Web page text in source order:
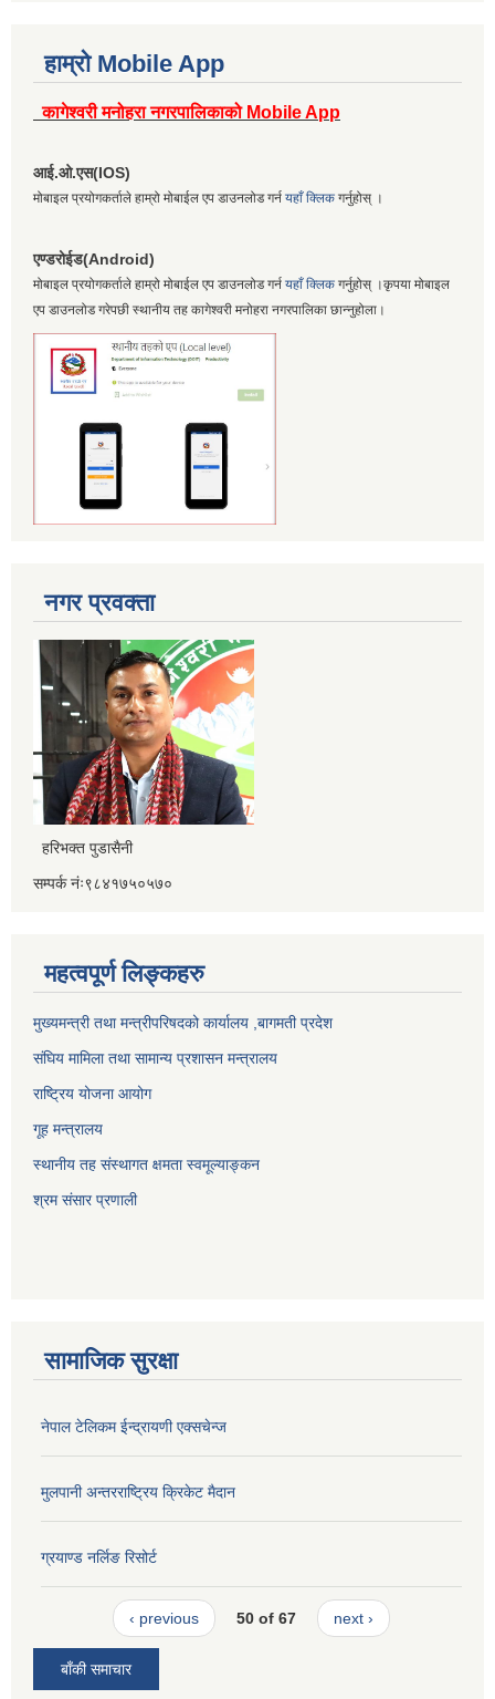
हाम्रो Mobile App
कागेश्वरी मनोहरा नगरपालिकाको Mobile App
आई.ओ.एस(IOS)
मोबाइल प्रयोगकर्ताले हाम्रो मोबाईल एप डाउनलोड गर्न यहाँ क्लिक गर्नुहोस् ।
एण्डरोईड(Android)
मोबाइल प्रयोगकर्ताले हाम्रो मोबाईल एप डाउनलोड गर्न यहाँ क्लिक गर्नुहोस् ।कृपया मोबाइल
एप डाउनलोड गरेपछी स्थानीय तह कागेश्वरी मनोहरा नगरपालिका छान्नुहोला।
नगर प्रवक्ता
हरिभक्त पुडासैनी
सम्पर्क नंः९८४१७५०५७०
महत्वपूर्ण लिङ्कहरु
मुख्यमन्त्री तथा मन्त्रीपरिषदको कार्यालय ,बागमती प्रदेश
संघिय मामिला तथा सामान्य प्रशासन मन्त्रालय
राष्ट्रिय योजना आयोग
गूह मन्त्रालय
स्थानीय तह संस्थागत क्षमता स्वमूल्याङ्कन
श्रम संसार प्रणाली
सामाजिक सुरक्षा
नेपाल टेलिकम ईन्द्रायणी एक्सचेन्ज
मुलपानी अन्तरराष्ट्रिय क्रिकेट मैदान
ग्रयाण्ड नर्लिङ रिसोर्ट
‹ previous 50 of 67 next ›
बाँकी समाचार